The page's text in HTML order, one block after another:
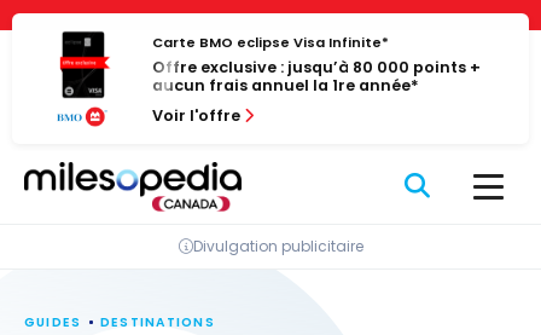
Panneau de gestion des cookies
Passer
contenu
Carte BMO eclipse Visa Infinite*
Offre exclusive : jusqu’à 80 000 points +
aucun frais annuel la 1re année*
Voir l'offre
Divulgation publicitaire
GUIDES DESTINATIONS